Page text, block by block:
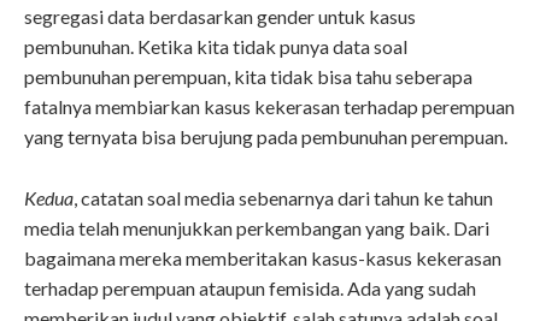
segregasi data berdasarkan gender untuk kasus
pembunuhan. Ketika kita tidak punya data soal
pembunuhan perempuan, kita tidak bisa tahu seberapa
fatalnya membiarkan kasus kekerasan terhadap perempuan
yang ternyata bisa berujung pada pembunuhan perempuan.
Kedua, catatan soal media sebenarnya dari tahun ke tahun
media telah menunjukkan perkembangan yang baik. Dari
bagaimana mereka memberitakan kasus-kasus kekerasan
terhadap perempuan ataupun femisida. Ada yang sudah